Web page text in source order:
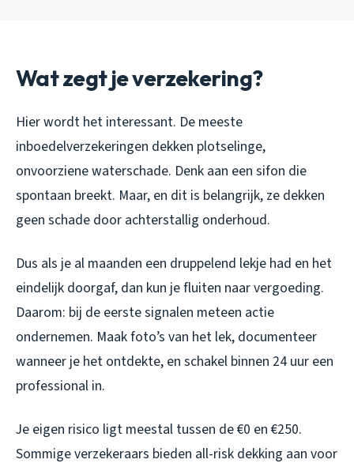
Wat zegt je verzekering?
Hier wordt het interessant. De meeste
inboedelverzekeringen dekken plotselinge,
onvoorziene waterschade. Denk aan een sifon die
spontaan breekt. Maar, en dit is belangrijk, ze dekken
geen schade door achterstallig onderhoud.
Dus als je al maanden een druppelend lekje had en het
eindelijk doorgaf, dan kun je fluiten naar vergoeding.
Daarom: bij de eerste signalen meteen actie
ondernemen. Maak foto’s van het lek, documenteer
wanneer je het ontdekte, en schakel binnen 24 uur een
professional in.
Je eigen risico ligt meestal tussen de €0 en €250.
Sommige verzekeraars bieden all-risk dekking aan voor